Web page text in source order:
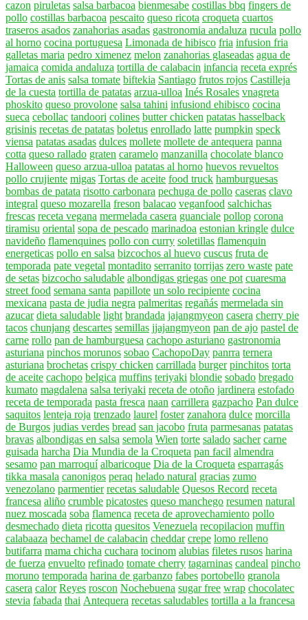
cazon piruletas salsa barbacoa bienmesabe costillas bbq fingers de
pollo costillas barbacoa pescaito queso ricota croqueta cuartos
traseros asados zanahorias asadas gastronomia andaluza rucula pollo
al horno cocina portuguesa Limonada de hibisco fria infusion fria
galletas maria pedro ximenez melon zanahorias glaseadas agua de
jamaica comida andaluza tortilla de calabacin infancia receta exprés
Tortas de anis salsa tomate biftekia Santiago frutos rojos Castilleja
de la cuesta tortilla de patatas arzua-ulloa Inés Rosales vnagreta
phoskito queso provolone salsa tahini infusiond ehibisco cocina
sueca cebollac tandoori colines butter chicken patatas hasselback
grisinis recetas de patatas boletus enrollado latte pumpkin speck
viensa patatas asadas dulces mollete mollete de antequera panna
cotta queso rallado graten caramelo manzanilla chocolate blanco
Halloween queso arzua-ulloa patatas al horno huevos revueltos
pollo crujiente migas Tortas de aceite food truck hamburguesas
bombas de patata risotto carbonara pechuga de pollo caseras clavo
integral queso mozarella freson balacao veganfood salchichas
frescas receta vegana mermelada casera guanciale pollop corona
tiramisu oriental sopa de pescado marinadoa estonian kringle dulce
navideño flamenquines pollo con curry soletillas flamenquin
energeticas pollo en salsa bizcochos al huevo cuscus fruta de
temporada pate vegetal montadito serranito torrijas zero waste pate
de setas bizcocho saludable albondigas griegas one pot cuaresma
street food semana santa papillote un solo recipiente cocina
mexicana pasta de judia negra palmeritas regañás mermelada sin
azucar dieta saludable light brandada jajangmyeon casera cherry pie
tacos chunjang descartes semillas jjajangmyeon pan de ajo pastel de
carne rollo pan de hamburguesa cachopo asturiano gastronomia
asturiana pinchos morunos sobao CachopoDay panrra ternera
asturiana brochetas crispy chicken carrillada burger pinchitos torta
de aceite cachopo belgica muffins teriyaki blondie sobado bregado
kumato magdalena salsa teriyaki receta de otoño jardinera estofado
receta de temporada pasta fresca naan carrillera gazpacho Pan dulce
saquitos lenteja roja trenzado laurel foster zanahora dulce morcilla
de Burgos judias verdes bread san jacobo fruta parmesanas patatas
bravas albondigas en salsa semola Wien torte salado sacher carne
guisada harcha Dia Mundia de la Croqueta pan facil almendra
sesamo pan marroquí albaricoque Dia de la Croqueta esparragás
tikka masala canonigos peraq helado natural gracias zumo
venezolano parmentier recetas saludable Quesos Record receta
francesa aliño crumble picatostes queso manchego resumen natural
nuez moscada soba flamenca receta de aprovechamiento pollo
desmechado dieta ricotta quesitos Venezuela recopilacion muffin
calabaaza bechamel de calabacin cheddar crepe lomo relleno
butifarra mama chicha cuchara tocinom alubias filetes rusos harina
de fuerza envuelto refinado tomate cherry tagarninas candeal pincho
moruno temporada harina de garbanzo fabes portobello granola
casera calor Reyes roscon Nochebuena sugar free wrap chocolatec
stevia fabada thai Antequera recetas saludables tortilla a la francesa